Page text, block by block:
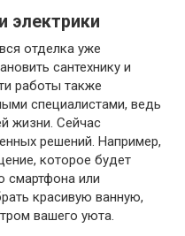
электрики
отделка уже
сантехнику и
работы также
специалистами, ведь
жизни. Сейчас
решений. Например,
которое будет
смартфона или
красивую ванную,
вашего уюта.